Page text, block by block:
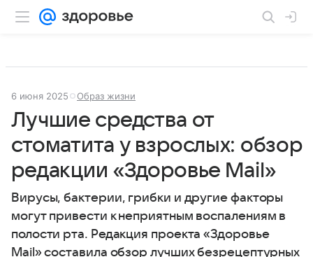
6 июня 2025 Образ жизни
Лучшие средства от
стоматита у взрослых: обзор
редакции «Здоровье Mail»
Вирусы, бактерии, грибки и другие факторы
могут привести к неприятным воспалениям в
полости рта. Редакция проекта «Здоровье
Mail» составила обзор лучших безрецептурных